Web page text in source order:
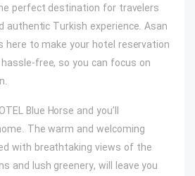
perfect destination for travelers
authentic Turkish experience. Asan
here to make your hotel reservation
free, so you can focus on
Blue Horse and you’ll
The warm and welcoming
with breathtaking views of the
and lush greenery, will leave you